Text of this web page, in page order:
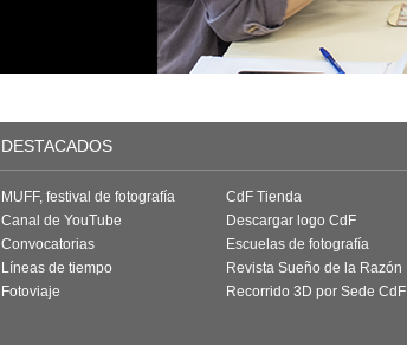
DESTACADOS
MUFF, festival de fotografía
Canal de YouTube
Convocatorias
Líneas de tiempo
Fotoviaje
CdF Tienda
Descargar logo CdF
Escuelas de fotografía
Revista Sueño de la Razón
Recorrido 3D por Sede CdF